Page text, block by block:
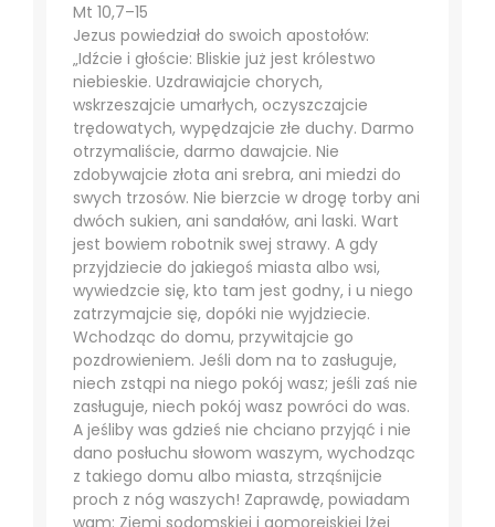
Mt 10,7–15
Jezus powiedział do swoich apostołów:
„Idźcie i głoście: Bliskie już jest królestwo
niebieskie. Uzdrawiajcie chorych,
wskrzeszajcie umarłych, oczyszczajcie
trędowatych, wypędzajcie złe duchy. Darmo
otrzymaliście, darmo dawajcie. Nie
zdobywajcie złota ani srebra, ani miedzi do
swych trzosów. Nie bierzcie w drogę torby ani
dwóch sukien, ani sandałów, ani laski. Wart
jest bowiem robotnik swej strawy. A gdy
przyjdziecie do jakiegoś miasta albo wsi,
wywiedzcie się, kto tam jest godny, i u niego
zatrzymajcie się, dopóki nie wyjdziecie.
Wchodząc do domu, przywitajcie go
pozdrowieniem. Jeśli dom na to zasługuje,
niech zstąpi na niego pokój wasz; jeśli zaś nie
zasługuje, niech pokój wasz powróci do was.
A jeśliby was gdzieś nie chciano przyjąć i nie
dano posłuchu słowom waszym, wychodząc
z takiego domu albo miasta, strząśnijcie
proch z nóg waszych! Zaprawdę, powiadam
wam: Ziemi sodomskiej i gomorejskiej lżej